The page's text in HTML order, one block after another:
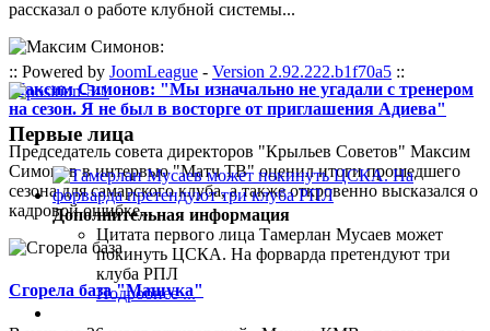
рассказал о работе клубной системы...
Максим Симонов: "Мы изначально не угадали с тренером
на сезон. Я не был в восторге от приглашения Адиева"
Председатель совета директоров "Крыльев Советов" Максим
Симонов в интервью "Матч ТВ" оценил итоги прошедшего
сезона для самарского клуба, а также откровенно высказался о
кадровой ошибке...
Сгорела база "Машука"
:: Powered by JoomLeague - Version 2.92.222.b1f70a5 ::
Первые лица
Дополнительная информация
Цитата первого лица Тамерлан Мусаев может
покинуть ЦСКА. На форварда претендуют три
клуба РПЛ
Подробнее ...